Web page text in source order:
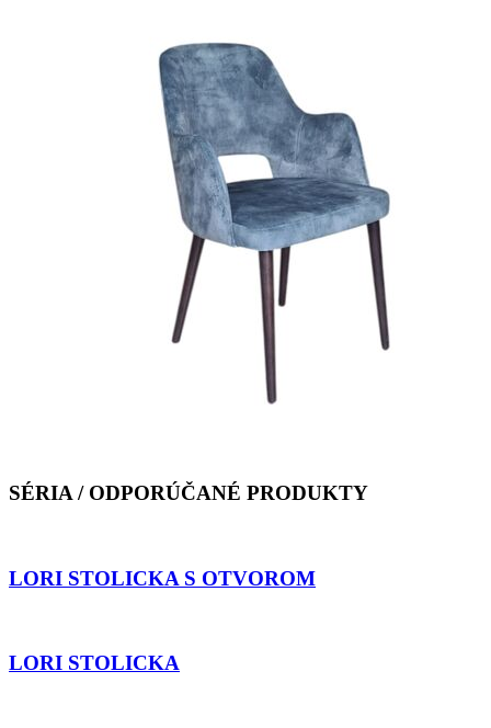
SÉRIA / ODPORÚČANÉ PRODUKTY
LORI STOLICKA S OTVOROM
LORI STOLICKA